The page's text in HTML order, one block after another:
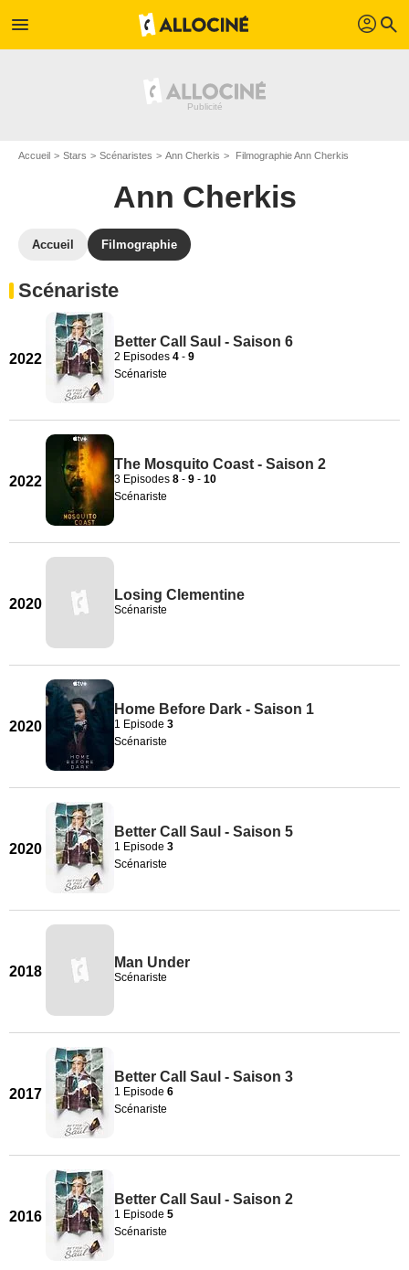
menu profil search
Accueil Stars Scénaristes Ann Cherkis Filmographie Ann Cherkis
Ann Cherkis
Accueil Filmographie
Scénariste
2022
Better Call Saul - Saison 6
2 Episodes 4 - 9
Scénariste
2022
The Mosquito Coast - Saison 2
3 Episodes 8 - 9 - 10
Scénariste
2020
Losing Clementine
Scénariste
2020
Home Before Dark - Saison 1
1 Episode 3
Scénariste
2020
Better Call Saul - Saison 5
1 Episode 3
Scénariste
2018
Man Under
Scénariste
2017
Better Call Saul - Saison 3
1 Episode 6
Scénariste
2016
Better Call Saul - Saison 2
1 Episode 5
Scénariste